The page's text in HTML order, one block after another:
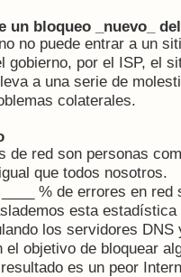
un bloqueo _nuevo_
no puede entrar a un
gobierno, por el ISP, el
a una serie de
colaterales.
de red son personas
que todos nosotros.
% de errores en
esta
los servidores
el objetivo de bloquear
es un peor